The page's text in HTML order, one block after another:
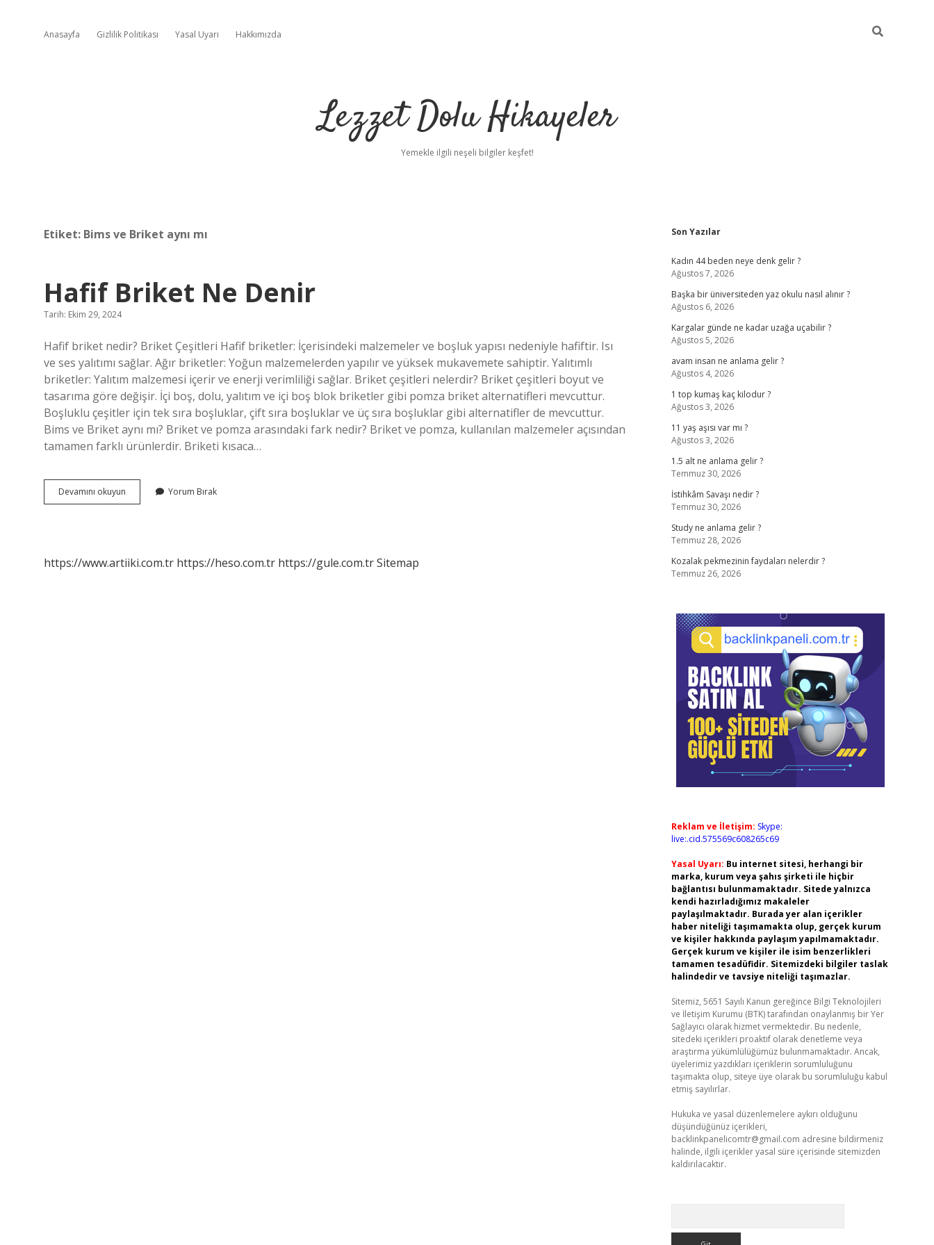
Anasayfa Gizlilik Politikası Yasal Uyarı Hakkımızda
Lezzet Dolu Hikayeler
Yemekle ilgili neşeli bilgiler keşfet!
Etiket: Bims ve Briket aynı mı
Hafif Briket Ne Denir
Tarih: Ekim 29, 2024
Hafif briket nedir? Briket Çeşitleri Hafif briketler: İçerisindeki malzemeler ve boşluk yapısı nedeniyle hafiftir. Isı
ve ses yalıtımı sağlar. Ağır briketler: Yoğun malzemelerden yapılır ve yüksek mukavemete sahiptir. Yalıtımlı
briketler: Yalıtım malzemesi içerir ve enerji verimliliği sağlar. Briket çeşitleri nelerdir? Briket çeşitleri boyut ve
tasarıma göre değişir. İçi boş, dolu, yalıtım ve içi boş blok briketler gibi pomza briket alternatifleri mevcuttur.
Boşluklu çeşitler için tek sıra boşluklar, çift sıra boşluklar ve üç sıra boşluklar gibi alternatifler de mevcuttur.
Bims ve Briket aynı mı? Briket ve pomza arasındaki fark nedir? Briket ve pomza, kullanılan malzemeler açısından
tamamen farklı ürünlerdir. Briketi kısaca…
Devamını okuyun
Briket
Yorum Bırak
https://www.artiiki.com.tr https://heso.com.tr https://gule.com.trSitemap
Sidebar
Son Yazılar
Kadın 44 beden neye denk gelir ?
Ağustos 7, 2026
Başka bir üniversiteden yaz okulu nasıl alınır ?
Ağustos 6, 2026
Kargalar günde ne kadar uzağa uçabilir ?
Ağustos 5, 2026
avam insan ne anlama gelir ?
Ağustos 4, 2026
1 top kumaş kaç kilodur ?
Ağustos 3, 2026
11 yaş aşısı var mı ?
Ağustos 3, 2026
1.5 alt ne anlama gelir ?
Temmuz 30, 2026
İstihkâm Savaşı nedir ?
Temmuz 30, 2026
Study ne anlama gelir ?
Temmuz 28, 2026
Kozalak pekmezinin faydaları nelerdir ?
Temmuz 26, 2026
Reklam ve İletişim: Skype:
live:.cid.575569c608265c69
Yasal Uyarı: Bu internet sitesi, herhangi bir
marka, kurum veya şahıs şirketi ile hiçbir
bağlantısı bulunmamaktadır. Sitede yalnızca
kendi hazırladığımız makaleler
paylaşılmaktadır. Burada yer alan içerikler
haber niteliği taşımamakta olup, gerçek kurum
ve kişiler hakkında paylaşım yapılmamaktadır.
Gerçek kurum ve kişiler ile isim benzerlikleri
tamamen tesadüfidir. Sitemizdeki bilgiler taslak
halindedir ve tavsiye niteliği taşımazlar.
Sitemiz, 5651 Sayılı Kanun gereğince Bilgi Teknolojileri
ve İletişim Kurumu (BTK) tarafından onaylanmış bir Yer
Sağlayıcı olarak hizmet vermektedir. Bu nedenle,
sitedeki içerikleri proaktif olarak denetleme veya
araştırma yükümlülüğümüz bulunmamaktadır. Ancak,
üyelerimiz yazdıkları içeriklerin sorumluluğunu
taşımakta olup, siteye üye olarak bu sorumluluğu kabul
etmiş sayılırlar.
Hukuka ve yasal düzenlemelere aykırı olduğunu
düşündüğünüz içerikleri,
backlinkpanelicomtr@gmail.com adresine bildirmeniz
halinde, ilgili içerikler yasal süre içerisinde sitemizden
kaldırılacaktır.